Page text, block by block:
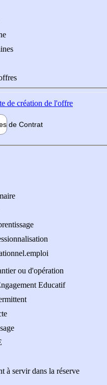
de création de l'offre
de Contrat
ou d'opération
Educatif
à servir dans la réserve